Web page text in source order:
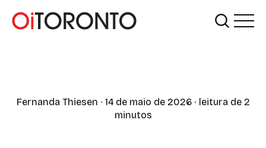
Fernanda Thiesen ∙ 14 de maio de 2026 ∙ leitura de 2
minutos